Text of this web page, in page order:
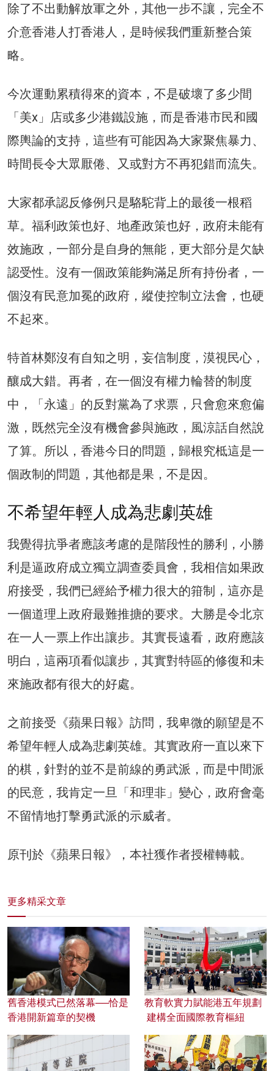
除了不出動解放軍之外，其他一步不讓，完全不
介意香港人打香港人，是時候我們重新整合策
略。
今次運動累積得來的資本，不是破壞了多少間
「美x」店或多少港鐵設施，而是香港市民和國
際輿論的支持，這些有可能因為大家聚焦暴力、
時間長令大眾厭倦、又或對方不再犯錯而流失。
大家都承認反修例只是駱駝背上的最後一根稻
草。福利政策也好、地產政策也好，政府未能有
效施政，一部分是自身的無能，更大部分是欠缺
認受性。沒有一個政策能夠滿足所有持份者，一
個沒有民意加冕的政府，縱使控制立法會，也硬
不起來。
特首林鄭沒有自知之明，妄信制度，漠視民心，
釀成大錯。再者，在一個沒有權力輪替的制度
中，「永遠」的反對黨為了求票，只會愈來愈偏
激，既然完全沒有機會參與施政，風涼話自然說
了算。所以，香港今日的問題，歸根究柢這是一
個政制的問題，其他都是果，不是因。
不希望年輕人成為悲劇英雄
我覺得抗爭者應該考慮的是階段性的勝利，小勝
利是逼政府成立獨立調查委員會，我相信如果政
府接受，我們已經給予權力很大的箝制，這亦是
一個道理上政府最難推搪的要求。大勝是令北京
在一人一票上作出讓步。其實長遠看，政府應該
明白，這兩項看似讓步，其實對特區的修復和未
來施政都有很大的好處。
之前接受《蘋果日報》訪問，我卑微的願望是不
希望年輕人成為悲劇英雄。其實政府一直以來下
的棋，針對的並不是前線的勇武派，而是中間派
的民意，我肯定一旦「和理非」變心，政府會毫
不留情地打擊勇武派的示威者。
原刊於《蘋果日報》，本社獲作者授權轉載。
更多精采文章
舊香港模式已然落幕──恰是
香港開新篇章的契機
教育軟實力賦能港五年規劃
建構全面國際教育樞紐